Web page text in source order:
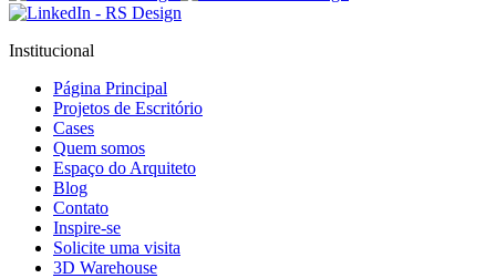
Institucional
Página Principal
Projetos de Escritório
Cases
Quem somos
Espaço do Arquiteto
Blog
Contato
Inspire-se
Solicite uma visita
3D Warehouse